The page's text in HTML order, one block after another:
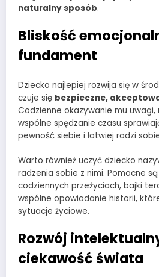
naturalny sposób.
Bliskość
fundament
Dziecko najlepiej rozwija się w
czuje się bezpieczne,
Codzienne okazywanie mu uwagi,
wspólne spędzanie czasu
pewność siebie i łatwiej radzi
Warto również uczyć dziecko
radzenia sobie z nimi. Pomocne
codziennych przeżyciach, bajki
wspólne opowiadanie historii,
sytuacje życiowe.
Rozwój
ciekawość świata